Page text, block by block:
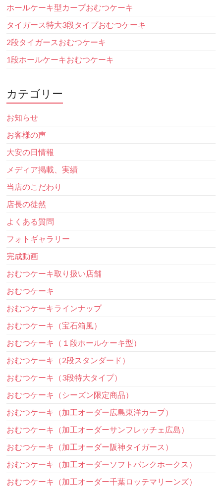
ホールケーキ型カープおむつケーキ
タイガース特大3段タイプおむつケーキ
2段タイガースおむつケーキ
1段ホールケーキおむつケーキ
カテゴリー
お知らせ
お客様の声
大安の日情報
メディア掲載、実績
当店のこだわり
店長の徒然
よくある質問
フォトギャラリー
完成動画
おむつケーキ取り扱い店舗
おむつケーキ
おむつケーキラインナップ
おむつケーキ（宝石箱風）
おむつケーキ（１段ホールケーキ型）
おむつケーキ（2段スタンダード）
おむつケーキ（3段特大タイプ）
おむつケーキ（シーズン限定商品）
おむつケーキ（加工オーダー広島東洋カープ）
おむつケーキ（加工オーダーサンフレッチェ広島）
おむつケーキ（加工オーダー阪神タイガース）
おむつケーキ（加工オーダーソフトバンクホークス）
おむつケーキ（加工オーダー千葉ロッテマリーンズ）